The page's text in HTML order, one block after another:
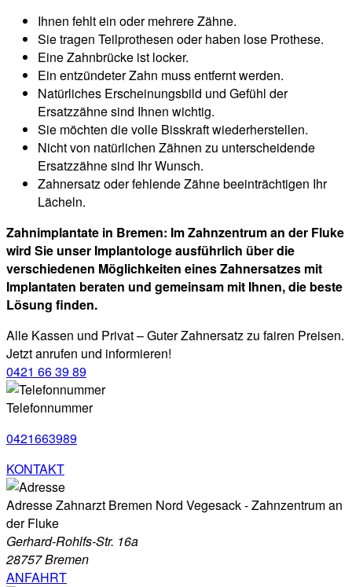
Ihnen fehlt ein oder mehrere Zähne.
Sie tragen Teilprothesen oder haben lose Prothese.
Eine Zahnbrücke ist locker.
Ein entzündeter Zahn muss entfernt werden.
Natürliches Erscheinungsbild und Gefühl der
Ersatzzähne sind Ihnen wichtig.
Sie möchten die volle Bisskraft wiederherstellen.
Nicht von natürlichen Zähnen zu unterscheidende
Ersatzzähne sind Ihr Wunsch.
Zahnersatz oder fehlende Zähne beeinträchtigen Ihr
Lächeln.
Zahnimplantate in Bremen: Im Zahnzentrum an der Fluke
wird Sie unser Implantologe ausführlich über die
verschiedenen Möglichkeiten eines Zahnersatzes mit
Implantaten beraten und gemeinsam mit Ihnen, die beste
Lösung finden.
Alle Kassen und Privat – Guter Zahnersatz zu fairen Preisen.
Jetzt anrufen und informieren!
0421 66 39 89
Telefonnummer
0421663989
KONTAKT
AdresseZahnarzt Bremen Nord Vegesack - Zahnzentrum an
der Fluke
Gerhard-Rohlfs-Str. 16a
28757 Bremen
ANFAHRT